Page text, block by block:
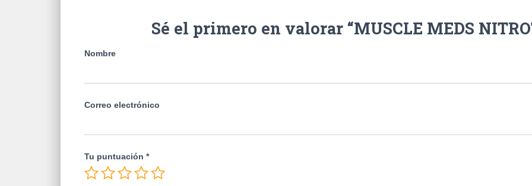
Sé el primero en valorar “MUSCLE MEDS
Nombre
Correo electrónico
Tu puntuación *